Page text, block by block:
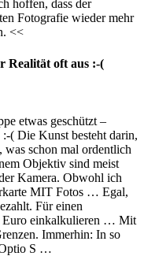
hoffen, dass der
Fotografie wieder mehr
<<
Realität oft aus :-(
etwas geschützt –
( Die Kunst besteht darin,
schon mal ordentlich
Objektiv sind meist
Kamera. Obwohl ich
MIT Fotos … Egal,
Für einen
Euro einkalkulieren … Mit
Immerhin: In so
Optio S …